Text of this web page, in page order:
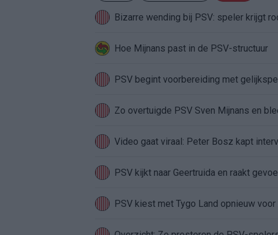
Bizarre wending bij PSV: speler krijgt
Hoe Mijnans past in de PSV-structuur
PSV begint voorbereiding met
Zo overtuigde PSV Sven Mijnans en
Video gaat viraal: Peter Bosz kapt
PSV kijkt naar Geertruida en raakt
PSV kiest met Tygo Land opnieuw